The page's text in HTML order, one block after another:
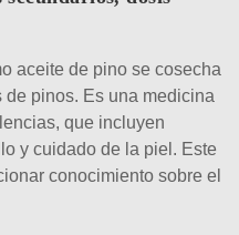
aceite de pino se cosecha
pinos. Es una medicina
que incluyen
y cuidado de la piel. Este
conocimiento sobre el